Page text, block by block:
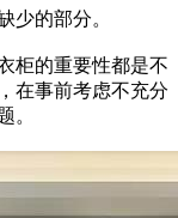
少的部分。
的重要性都是不
在事前考虑不充分
。